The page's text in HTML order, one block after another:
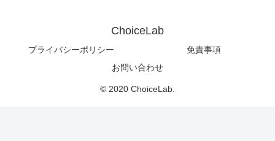
ChoiceLab
プライバシーポリシー
免責事項
お問い合わせ
© 2020 ChoiceLab.